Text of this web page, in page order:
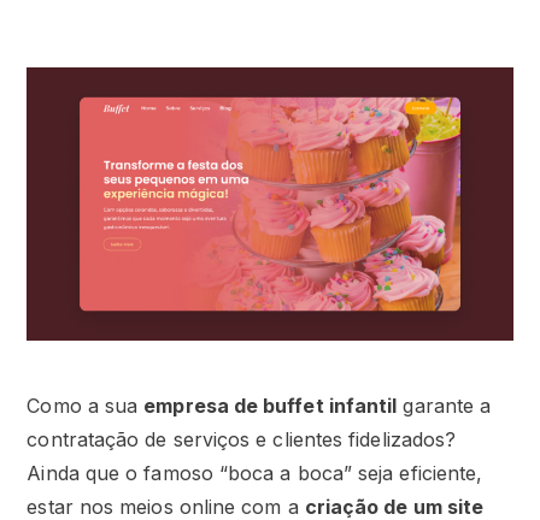
Como a sua empresa de buffet infantil garante a
contratação de serviços e clientes fidelizados?
Ainda que o famoso “boca a boca” seja eficiente,
estar nos meios online com a criação de um site